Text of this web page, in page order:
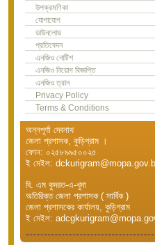
উপক্রমণিকা
যোগাযোগ
ডাউনলোড
প্রতিবেদন
এনজিও নোটিশ
এনজিও নিয়োগ বিজ্ঞপ্তি
এনজিও ত্রান
Privacy Policy
Terms & Conditions
অন্নপূর্ণা দেবনাথ
জেলা প্রশাসক, কুড়িগ্রাম ।
ফোন: ০২৫৮৯৯৫০০২৫
ই মেইল:
বি. এম কুদরত-এ-খুদা
অতিরিক্ত জেলা প্রশাসক ( সার্বিক )
জেলা প্রশাসকের কার্যালয়, কুড়িগ্রাম
ই মেইল: